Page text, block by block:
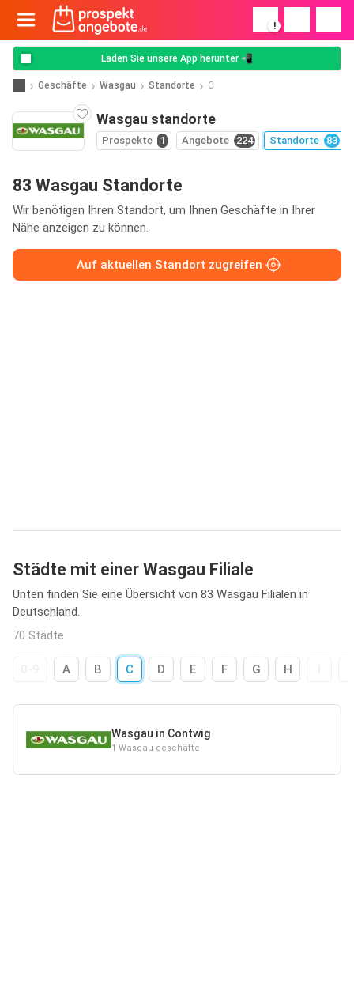
!
Laden Sie unsere App herunter 📲
Geschäfte Wasgau Standorte C
Wasgau standorte
Prospekte 1 Angebote 224 Standorte 83
83 Wasgau Standorte
Wir benötigen Ihren Standort, um Ihnen Geschäfte in Ihrer
Nähe anzeigen zu können.
Auf aktuellen Standort zugreifen
Städte mit einer Wasgau Filiale
Unten finden Sie eine Übersicht von 83 Wasgau Filialen in
Deutschland.
70 Städte
A B C D E F G H
Wasgau in Contwig
1 Wasgau geschäfte